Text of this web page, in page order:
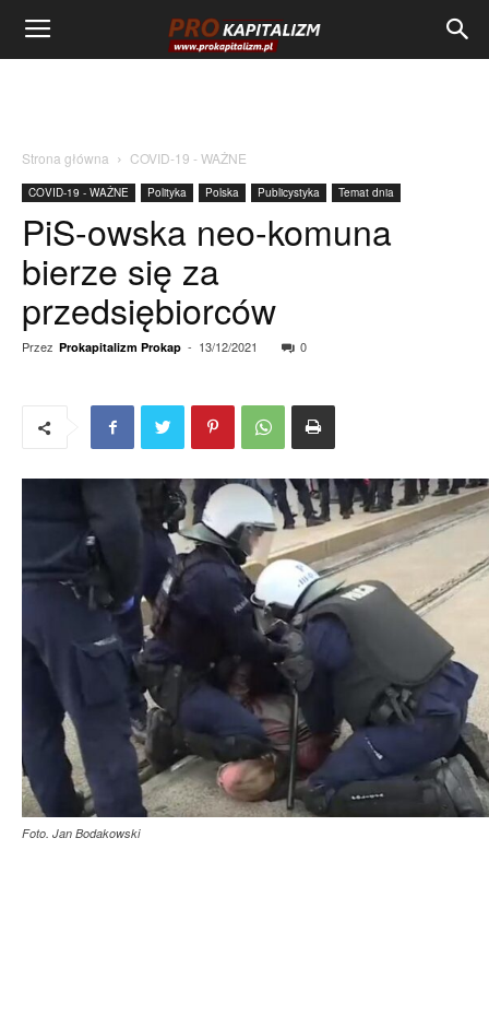
Strona główna COVID-19 - WAŻNE
COVID-19 - WAŻNE Polityka Polska Publicystyka Temat dnia
PiS-owska neo-komuna
bierze się za
przedsiębiorców
Przez Prokapitalizm Prokap - 13/12/2021 0
Foto. Jan Bodakowski